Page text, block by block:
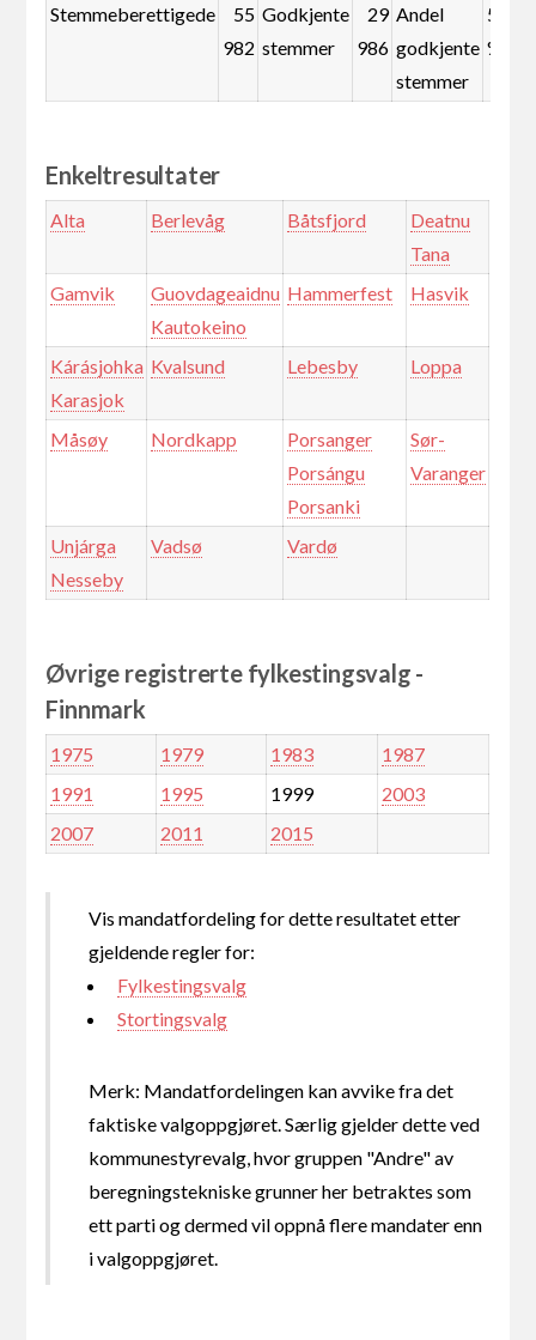
Stemmeberettigede
55
982
Godkjente
stemmer
29
986
Andel
godkjente
stemmer
53,6
%
Enkeltresultater
Alta Berlevåg Båtsfjord
Deatnu
Tana
Gamvik
Guovdageaidnu
Kautokeino
Hammerfest Hasvik
Kárásjohka
Karasjok
Kvalsund Lebesby Loppa
Måsøy Nordkapp
Porsanger
Porsángu
Porsanki
Sør-
Varanger
Unjárga
Nesseby
Vadsø Vardø
Øvrige registrerte fylkestingsvalg -
Finnmark
1975 1979 1983
1987
1991
1995 1999
2003
2007
2011 2015
Vis mandatfordeling for dette resultatet etter
gjeldende regler for:
Fylkestingsvalg
Stortingsvalg
Merk: Mandatfordelingen kan avvike fra det
faktiske valgoppgjøret. Særlig gjelder dette ved
kommunestyrevalg, hvor gruppen "Andre" av
beregningstekniske grunner her betraktes som
ett parti og dermed vil oppnå flere mandater enn
i valgoppgjøret.